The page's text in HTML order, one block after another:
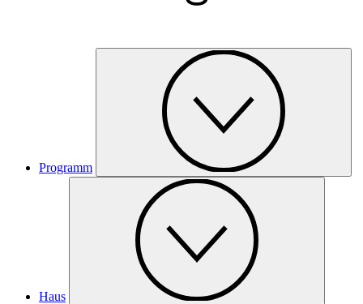
Programm
Haus